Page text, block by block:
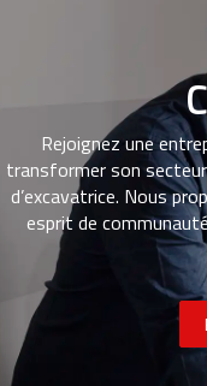
Rejoignez une
transformer son
d’excavatrice. Nous
esprit de